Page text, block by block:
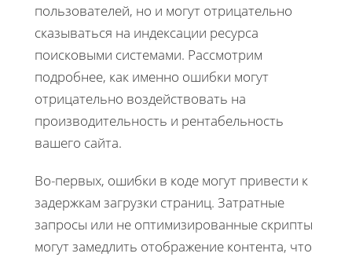
пользователей, но и могут отрицательно
сказываться на индексации ресурса
поисковыми системами. Рассмотрим
подробнее, как именно ошибки могут
отрицательно воздействовать на
производительность и рентабельность
вашего сайта.
Во-первых, ошибки в коде могут привести к
задержкам загрузки страниц. Затратные
запросы или не оптимизированные скрипты
могут замедлить отображение контента, что